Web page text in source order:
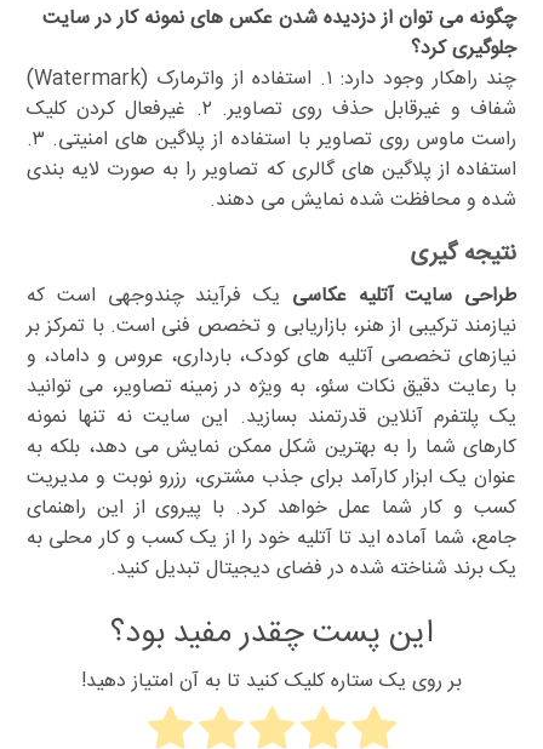
چگونه می توان از دزدیده شدن عکس های نمونه کار در سایت
جلوگیری کرد؟
چند راهکار وجود دارد: ۱. استفاده از واترمارک (Watermark)
شفاف و غیرقابل حذف روی تصاویر. ۲. غیرفعال کردن کلیک
راست ماوس روی تصاویر با استفاده از پلاگین های امنیتی. ۳.
استفاده از پلاگین های گالری که تصاویر را به صورت لایه بندی
شده و محافظت شده نمایش می دهند.
نتیجه گیری
طراحی سایت آتلیه عکاسی یک فرآیند چندوجهی است که
نیازمند ترکیبی از هنر، بازاریابی و تخصص فنی است. با تمرکز بر
نیازهای تخصصی آتلیه های کودک، بارداری، عروس و داماد، و
با رعایت دقیق نکات سئو، به ویژه در زمینه تصاویر، می توانید
یک پلتفرم آنلاین قدرتمند بسازید. این سایت نه تنها نمونه
کارهای شما را به بهترین شکل ممکن نمایش می دهد، بلکه به
عنوان یک ابزار کارآمد برای جذب مشتری، رزرو نوبت و مدیریت
کسب و کار شما عمل خواهد کرد. با پیروی از این راهنمای
جامع، شما آماده اید تا آتلیه خود را از یک کسب و کار محلی به
یک برند شناخته شده در فضای دیجیتال تبدیل کنید.
این پست چقدر مفید بود؟
بر روی یک ستاره کلیک کنید تا به آن امتیاز دهید!